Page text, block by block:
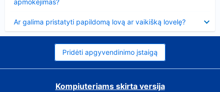
apmokėjimas?
Ar galima pristatyti papildomą lovą ar vaikišką lovelę?
Pridėti apgyvendinimo įstaigą
Kompiuteriams skirta versija